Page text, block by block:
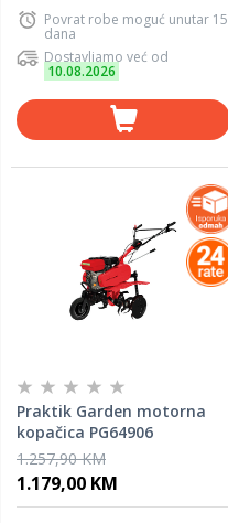
Povrat robe moguć unutar 15
dana
Dostavljamo već od
10.08.2026
Praktik Garden motorna
kopačica PG64906
1.257,90 KM
1.179,00 KM